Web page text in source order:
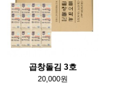
곱창돌김 3호
20,000원